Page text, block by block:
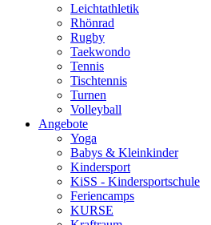
Leichtathletik
Rhönrad
Rugby
Taekwondo
Tennis
Tischtennis
Turnen
Volleyball
Angebote
Yoga
Babys & Kleinkinder
Kindersport
KiSS - Kindersportschule
Feriencamps
KURSE